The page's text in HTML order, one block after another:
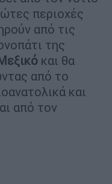
περιοχές
από τις
της
και θα
από το
και
από τον